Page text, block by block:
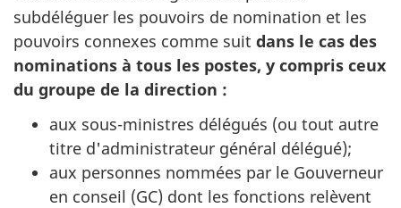
subdéléguer les pouvoirs de nomination et les
pouvoirs connexes comme suit dans le cas des
nominations à tous les postes, y compris ceux
du groupe de la direction :
aux sous-ministres délégués (ou tout autre
titre d'administrateur général délégué);
aux personnes nommées par le Gouverneur
en conseil (GC) dont les fonctions relèvent